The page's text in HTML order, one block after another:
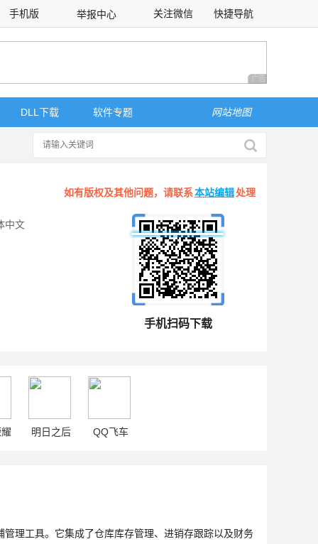
手机版 举报中心 关注微信 快捷导航
广告 商业广告，理
DLL下载 软件专题 网站地图
如有版权及其他问题，请联系本站编辑处理
中文
手机扫码下载
明日之后 QQ飞车
理工具。它集成了仓库库存管理、进销存跟踪以及财务